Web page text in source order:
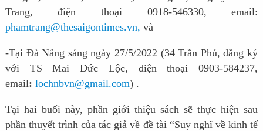
Trang, điện thoại 0918-546330, email:
phamtrang@thesaigontimes.vn, và
-Tại Đà Nẵng sáng ngày 27/5/2022 (34 Trần Phú, đăng ký
với TS Mai Đức Lộc, điện thoại 0903-584237,
email: lochnbvn@gmail.com) .
Tại hai buổi này, phần giới thiệu sách sẽ thực hiện sau
phần thuyết trình của tác giả về đề tài “Suy nghĩ về kinh tế